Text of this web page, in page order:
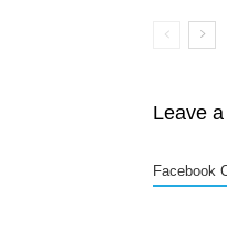
Leave
Facebook